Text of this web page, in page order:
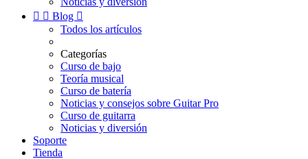
  Blog 
Todos los artículos
Categorías
Curso de bajo
Teoría musical
Curso de batería
Noticias y consejos sobre Guitar Pro
Curso de guitarra
Noticias y diversión
Soporte
Tienda